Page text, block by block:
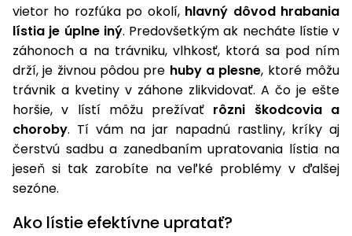
Náhradné
nože
Vidly
Štiepačky
dreva
Drviče
vetiev
Špalíkovače
Fukáre a
vysávače
na lístie
Záhradné
boxy
Ochrana
rastlín
Záhradné
koše
Krhly
obrubníky
Tieniace
textílie
Odpudzovače
a pasce
Príslušenstvo
stoly
Vibračné
dosky
Transportéry
Rezačky
na
prístroje
Seniorské
vozíky
Prilby
Doplnky
vietor ho rozfúka po okolí, hlavný dôvod hrabania
lístia je úplne iný. Predovšetkým ak necháte lístie v
záhonoch a na trávniku, vlhkosť, ktorá sa pod ním
drží, je živnou pôdou pre huby a plesne, ktoré môžu
trávnik a kvetiny v záhone zlikvidovať. A čo je ešte
horšie, v lístí môžu prežívať rôzni škodcovia a
choroby. Tí vám na jar napadnú rastliny, kríky aj
čerstvú sadbu a zanedbaním upratovania lístia na
jeseň si tak zarobíte na veľké problémy v ďalšej
sezóne.
Ako lístie efektívne upratať?